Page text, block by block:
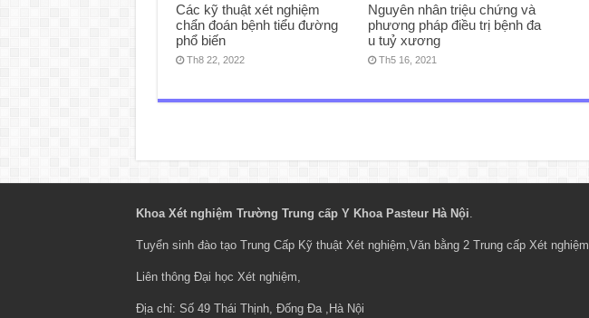
Các kỹ thuật xét nghiệm
chẩn đoán bệnh tiểu đường
phổ biến
Th8 22, 2022
Nguyên nhân triệu chứng và
phương pháp điều trị bệnh đa
u tuỷ xương
Th5 16, 2021
Khoa Xét nghiệm Trường Trung cấp Y Khoa Pasteur Hà Nội
Tuyển sinh đào tạo Trung Cấp Kỹ thuật Xét nghiệm Văn bằng 2 Trung cấp Xét nghiệm
Liên thông Đại học Xét nghiệm
Địa chỉ: Số 49 Thái Thịnh, Đống Đa ,Hà Nội